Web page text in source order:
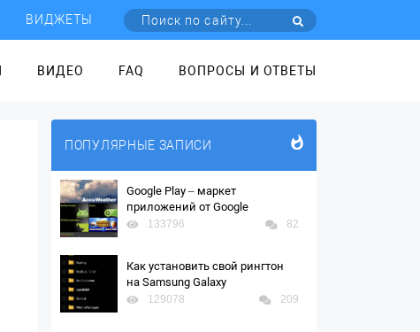
ВИДЖЕТЫ
ВИДЕО FAQ ВОПРОСЫ И ОТВЕТЫ
ПОПУЛЯРНЫЕ ЗАПИСИ
Google Play – маркет
приложений от Google
133796 82
Как установить свой рингтон
на Samsung Galaxy
129078 209